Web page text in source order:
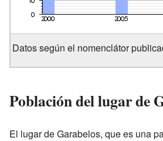
Datos según el nomenclátor
Población del lugar de
El lugar de Garabelos, que es una